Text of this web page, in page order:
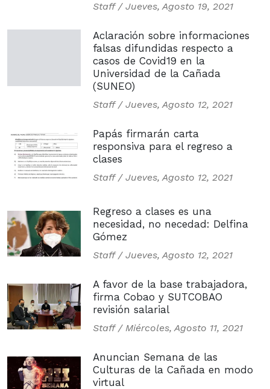
Staff / Jueves, Agosto 19, 2021
Aclaración sobre informaciones
falsas difundidas respecto a
casos de Covid19 en la
Universidad de la Cañada
(SUNEO)
Staff / Jueves, Agosto 12, 2021
Papás firmarán carta
responsiva para el regreso a
clases
Staff / Jueves, Agosto 12, 2021
Regreso a clases es una
necesidad, no necedad: Delfina
Gómez
Staff / Jueves, Agosto 12, 2021
A favor de la base trabajadora,
firma Cobao y SUTCOBAO
revisión salarial
Staff / Miércoles, Agosto 11, 2021
Anuncian Semana de las
Culturas de la Cañada en modo
virtual